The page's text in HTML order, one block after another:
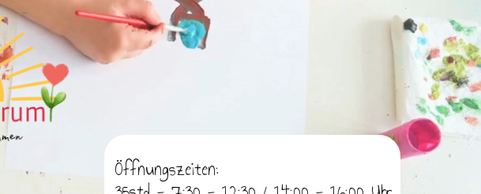
Öffnungszeiten: